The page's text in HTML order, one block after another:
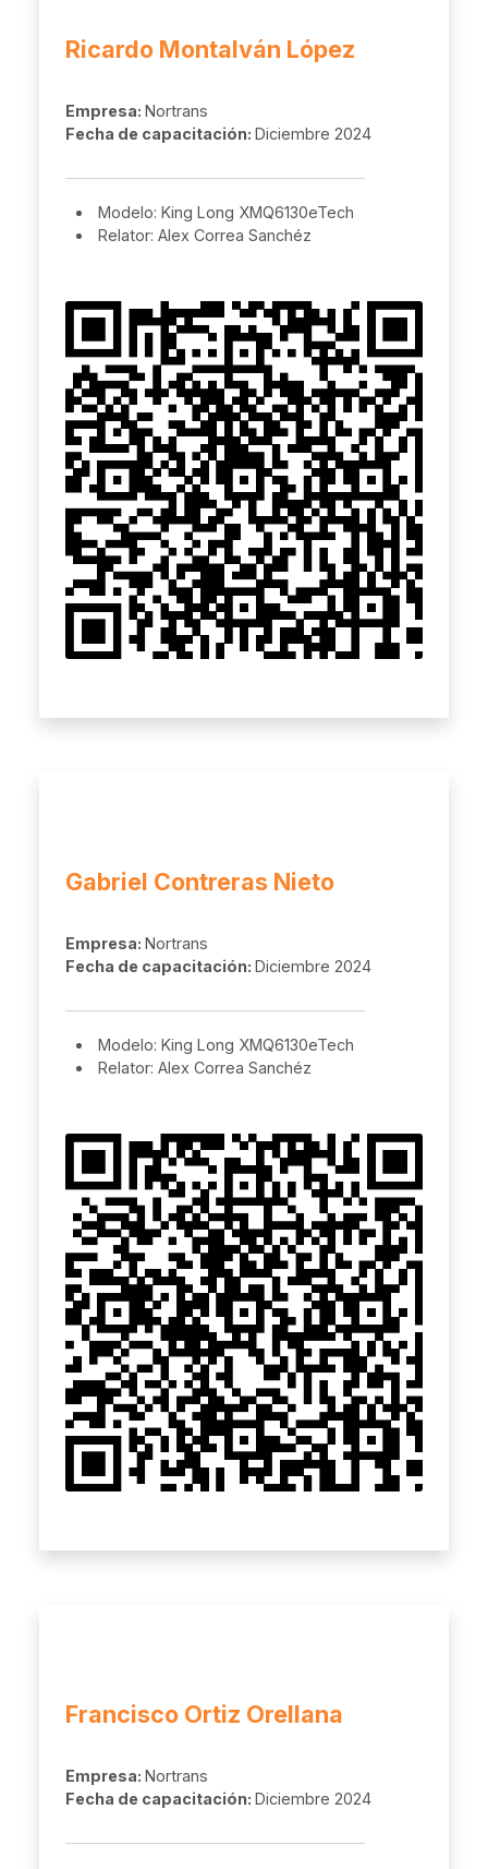
Ricardo Montalván López
Empresa: Nortrans
Fecha de capacitación: Diciembre 2024
Modelo: King Long XMQ6130eTech
Relator: Alex Correa Sanchéz
Gabriel Contreras Nieto
Empresa: Nortrans
Fecha de capacitación: Diciembre 2024
Modelo: King Long XMQ6130eTech
Relator: Alex Correa Sanchéz
Francisco Ortiz Orellana
Empresa: Nortrans
Fecha de capacitación: Diciembre 2024